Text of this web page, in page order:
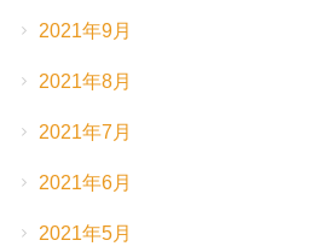
2021年9月
2021年8月
2021年7月
2021年6月
2021年5月